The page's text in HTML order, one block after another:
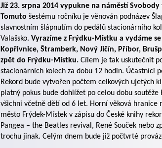
Již 23. srpna 2014 vypukne na náměstí
Tomuto šestému ročníku je věnován podnázev
slavnostním šlápnutím do pedálů stacionárního
Valašsko. Vyrazíme z Frýdku-Místku a vydáme
Kopřivnice, Štramberk, Nový Jičín, Příbor,
zpět do Frýdku-Místku. Cílem je tak uskutečnit
stacionárních kolech za dobu 12 hodin. Účastníci
Rekord bude vytvořen počtem celkových ujetých
platný pokus bude dohlížet po celou dobu
všichni včetně dětí od 6 let. Horní věková
město Frýdek-Místek v zápisu do České knihy
Pangea – the Beatles revival, René Souček nebo
trochu jinak. Celým dnem bude již počtvrté